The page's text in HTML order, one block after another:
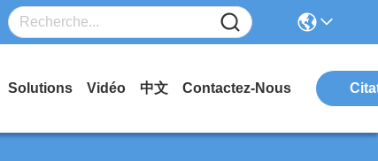
Solutions Vidéo 中文 Contactez-Nous